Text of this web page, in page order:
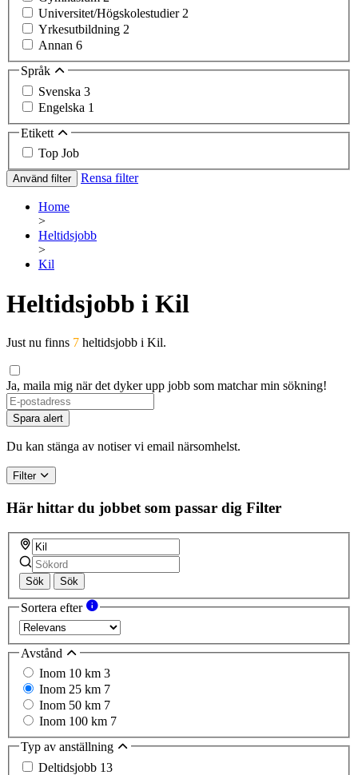
Universitet/Högskolestudier 2
Yrkesutbildning 2
Annan 6
Språk
Svenska 3
Engelska 1
Etikett
Top Job
Använd filter Rensa filter
Home
>
Heltidsjobb
>
Kil
Heltidsjobb i Kil
Just nu finns 7 heltidsjobb i Kil.
Ja, maila mig när det dyker upp jobb som matchar min sökning!
Spara alert
Du kan stänga av notiser vi email närsomhelst.
Filter
Här hittar du jobbet som passar dig Filter
Sök Sök
Sortera efter
Avstånd
Inom 10 km 3
Inom 25 km 7
Inom 50 km 7
Inom 100 km 7
Typ av anställning
Deltidsjobb 13